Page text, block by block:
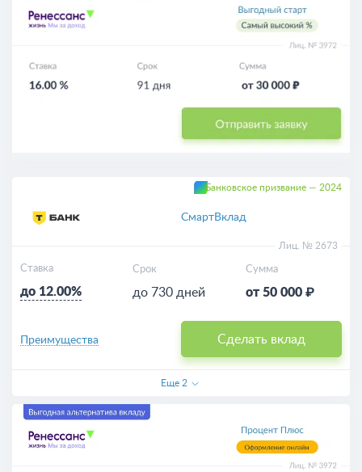
Банковское призвание — 2024
СмартВклад
Лиц. № 2673
Ставка
до 12.00%
Срок
до 730 дней
Сумма
от 50 000 ₽
Сделать вклад
Преимущества
Еще 2